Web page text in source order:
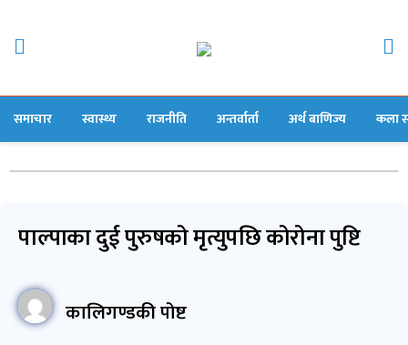
समाचार स्वास्थ्य राजनीति अन्तर्वार्ता अर्थ बाणिज्य कला
पाल्पाका दुई पुरुषको मृत्युपछि कोरोना पुष्टि
कालिगण्डकी पोष्ट